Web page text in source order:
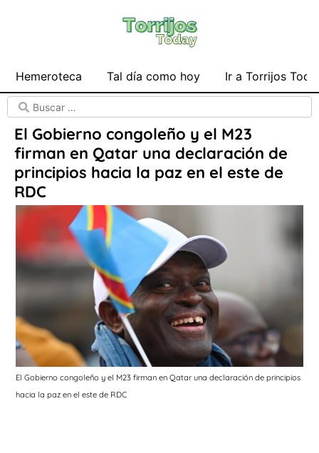
Hemeroteca Tal día como hoy Ir a Torrijos
El Gobierno congoleño y el M23
firman en Qatar una declaración de
principios hacia la paz en el este de
RDC
El Gobierno congoleño y el M23 firman en Qatar una declaración de principios
hacia la paz en el este de RDC